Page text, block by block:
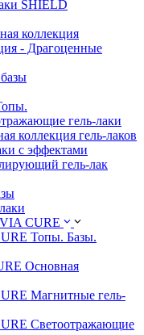
SHIELD
коллекция
- Драгоценные
гель-лаки
коллекция гель-лаков
с эффектами
гель-лак
CURE
Топы. Базы.
Основная
Магнитные гель-
Cветоотражающие